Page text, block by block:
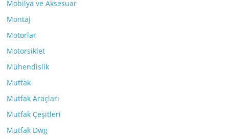
Mobilya ve Aksesuar
Montaj
Motorlar
Motorsiklet
Mühendislik
Mutfak
Mutfak Araçları
Mutfak Çeşitleri
Mutfak Dwg